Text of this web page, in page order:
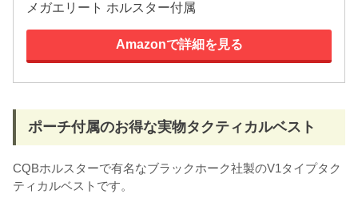
メガエリート ホルスター付属
Amazonで詳細を見る
ポーチ付属のお得な実物タクティカルベスト
CQBホルスターで有名なブラックホーク社製のV1タイプタク
ティカルベストです。